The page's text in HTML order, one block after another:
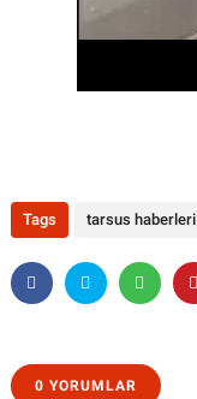
Tags tarsus haberleri
0 YORUMLAR